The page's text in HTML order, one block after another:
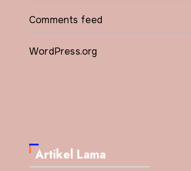
Comments feed
WordPress.org
Artikel Lama